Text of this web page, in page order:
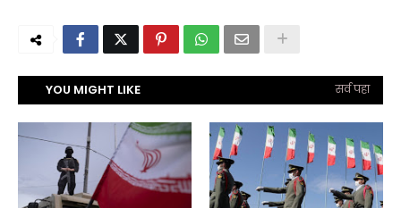
YOU MIGHT LIKE सर्व पहा